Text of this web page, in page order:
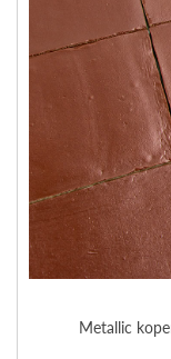
Metallic